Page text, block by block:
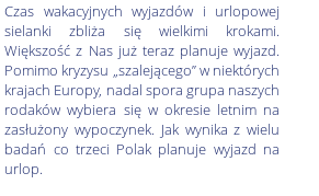
Czas wakacyjnych wyjazdów i urlopowej
sielanki zbliża się wielkimi krokami.
Większość z Nas już teraz planuje wyjazd.
Pomimo kryzysu „szalejącego” w niektórych
krajach Europy, nadal spora grupa naszych
rodaków wybiera się w okresie letnim na
zasłużony wypoczynek. Jak wynika z wielu
badań co trzeci Polak planuje wyjazd na
urlop.